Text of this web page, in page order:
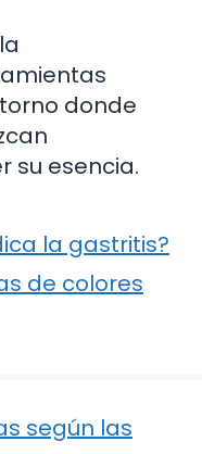
donde
su esencia.
la gastritis?
de colores
según las